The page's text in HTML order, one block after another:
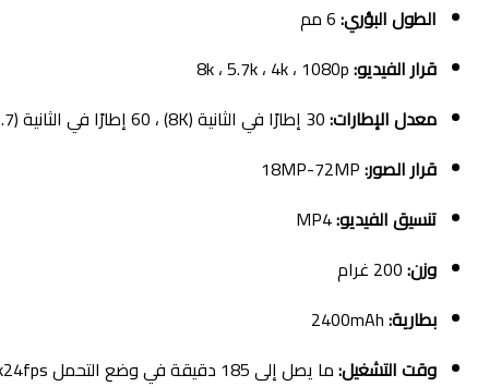
الطول البؤري:6 مم
قرار الفيديو:8k ، 5.7k ، 4k ، 1080p
معدل الإطارات:30 إطارًا في الثانية (8K) ، 60 إطارًا في الثانية (5.7 كيلو) ، 120 إطارًا في الثانية (4K)
قرار الصور:
تنسيق الفيديو:MP4
وزن:
بطارية:
وقت التشغيل:ما يصل إلى 185 دقيقة في وضع التحمل 5.7k24fps